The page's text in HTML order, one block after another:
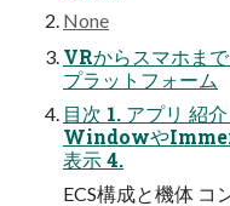
None
VRからスマホま
プラットフォーム
目次 1. アプリ 紹
Windowや
表示 4.
ECS構成と機体 コ